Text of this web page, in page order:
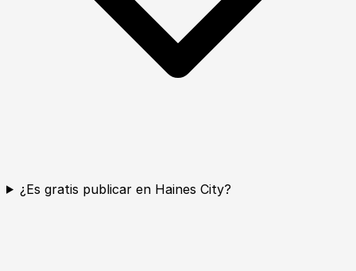
¿Es gratis publicar en Haines City?